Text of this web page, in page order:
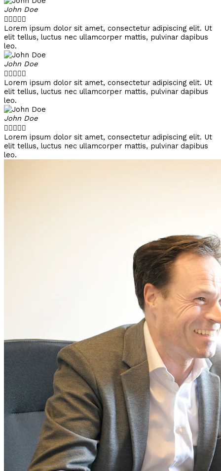
John Doe

Lorem ipsum dolor sit amet, consectetur adipiscing elit. Ut
elit tellus, luctus nec ullamcorper mattis, pulvinar dapibus
leo.
John Doe

Lorem ipsum dolor sit amet, consectetur adipiscing elit. Ut
elit tellus, luctus nec ullamcorper mattis, pulvinar dapibus
leo.
John Doe

Lorem ipsum dolor sit amet, consectetur adipiscing elit. Ut
elit tellus, luctus nec ullamcorper mattis, pulvinar dapibus
leo.